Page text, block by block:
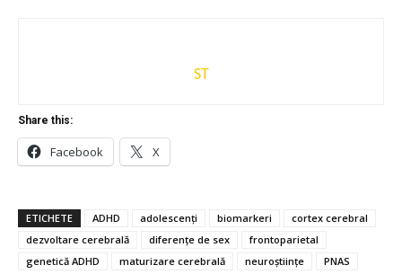
ST
Share this:
Facebook X
ETICHETE ADHD adolescenți biomarkeri
cortex cerebral
dezvoltare cerebrală
diferențe de sex
frontoparietal
genetică ADHD
maturizare cerebrală neuroștiințe
PNAS